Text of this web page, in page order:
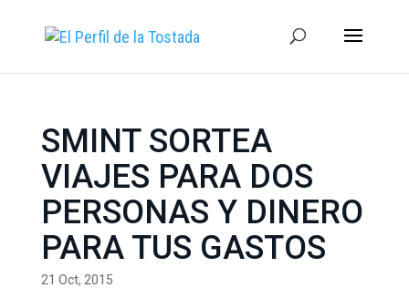
SMINT SORTEA
VIAJES PARA DOS
PERSONAS Y DINERO
PARA TUS GASTOS
21 Oct, 2015